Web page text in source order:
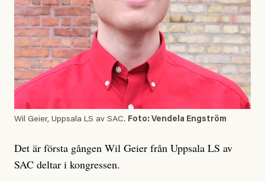
Wil Geier, Uppsala LS av SAC. Foto: Vendela Engström
Det är första gången Wil Geier från Uppsala LS av
SAC deltar i kongressen.